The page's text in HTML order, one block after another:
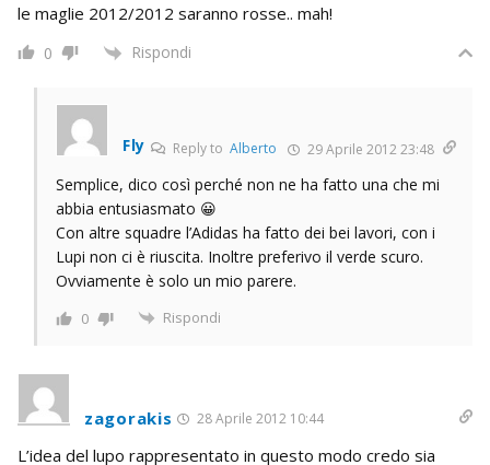
le maglie 2012/2012 saranno rosse.. mah!
0 Rispondi
Fly Reply toAlberto 29 Aprile 2012 23:48
Semplice, dico così perché non ne ha fatto una che mi
abbia entusiasmato 😀
Con altre squadre l’Adidas ha fatto dei bei lavori, con i
Lupi non ci è riuscita. Inoltre preferivo il verde scuro.
Ovviamente è solo un mio parere.
0 Rispondi
zagorakis 28 Aprile 2012 10:44
L’idea del lupo rappresentato in questo modo credo sia